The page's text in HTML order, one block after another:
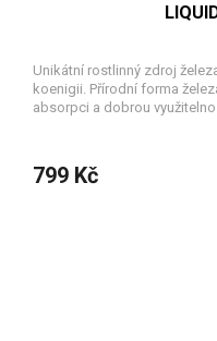
Unikátní rostlinný zdroj
koenigii. Přírodní forma
absorpci a dobrou
799 Kč